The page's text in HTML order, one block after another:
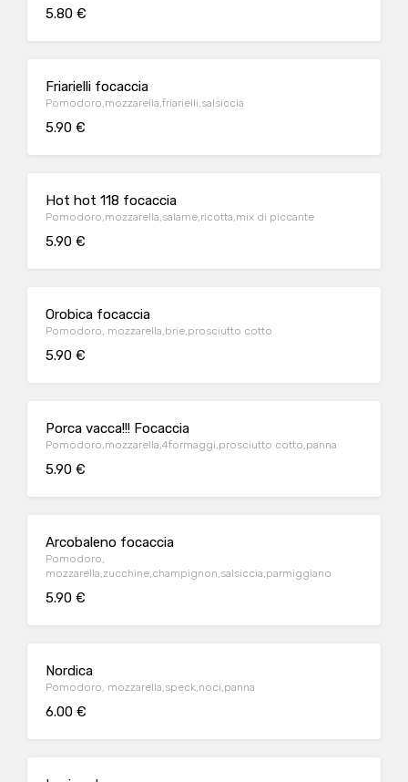
5.80 €
Friarielli focaccia
Pomodoro,mozzarella,friarielli,salsiccia
5.90 €
Hot hot 118 focaccia
Pomodoro,mozzarella,salame,ricotta,mix di piccante
5.90 €
Orobica focaccia
Pomodoro, mozzarella,brie,prosciutto cotto
5.90 €
Porca vacca!!! Focaccia
Pomodoro,mozzarella,4formaggi,prosciutto cotto,panna
5.90 €
Arcobaleno focaccia
Pomodoro,
mozzarella,zucchine,champignon,salsiccia,parmiggiano
5.90 €
Nordica
Pomodoro, mozzarella,speck,noci,panna
6.00 €